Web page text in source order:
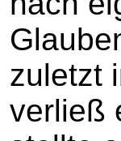
zuletzt
verließ